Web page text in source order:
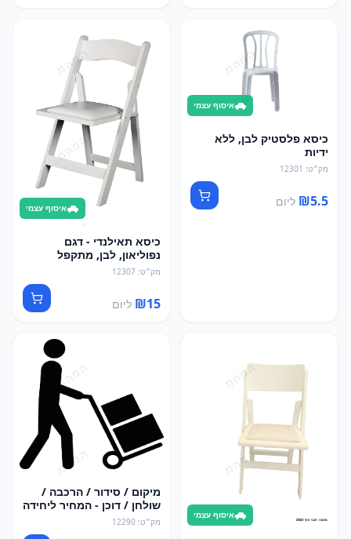
איסוף עצמי
כיסא פלסטיק לבן, ללא
ידיות
מק״ט:
12301
₪5.5 ליום איסוף עצמי
כיסא תאילנדי - דגם
נפוליאון, לבן, מתקפל
מק״ט:
12307
₪15 ליום
איסוף עצמי
מיקום / סידור / הרכבה /
שולחן / דוכן - המחיר ליחידה
אחת
מק״ט:
12290